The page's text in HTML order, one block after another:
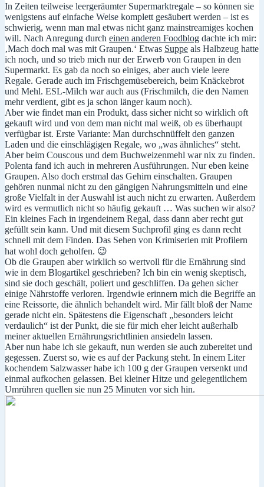
In Zeiten teilweise leergeräumter Supermarktregale – so können sie
wenigstens auf einfache Weise komplett gesäubert werden – ist es
schwierig, wenn man mal etwas nicht ganz mainstreamiges kochen
will. Nach Anregung durch einen anderen Foodblog dachte ich mir:
‚Mach doch mal was mit Graupen.‘ Etwas Suppe als Halbzeug hatte
ich noch, und so trieb mich nur der Erwerb von Graupen in den
Supermarkt. Es gab da noch so einiges, aber auch viele leere
Regale. Gerade auch im Frischgemüsebereich, beim Knäckebrot
und Mehl. ESL-Milch war auch aus (Frischmilch, die den Namen
mehr verdient, gibt es ja schon länger kaum noch).
Aber wie findet man ein Produkt, dass sicher nicht so wirklich oft
gekauft wird und von dem man nicht mal weiß, ob es überhaupt
verfügbar ist. Erste Variante: Man durchschnüffelt den ganzen
Laden und die einschlägigen Regale, wo „was ähnliches“ steht.
Aber beim Couscous und dem Buchweizenmehl war nix zu finden.
Polenta fand ich auch in mehreren Ausführungen. Nur eben keine
Graupen. Also doch erstmal das Gehirn einschalten. Graupen
gehören nunmal nicht zu den gängigen Nahrungsmitteln und eine
große Vielfalt in der Auswahl ist auch nicht zu erwarten. Außerdem
wird es vermutlich nicht so häufig gekauft … Was suchen wir also?
Ein kleines Fach in irgendeinem Regal, dass dann aber recht gut
gefüllt sein kann. Und mit diesem Suchprofil ging es dann recht
schnell mit dem Finden. Das Sehen von Krimiserien mit Profilern
hat wohl doch geholfen. 😉
Ob die Graupen aber wirklich so wertvoll für die Ernährung sind
wie in dem Blogartikel geschrieben? Ich bin ein wenig skeptisch,
sind sie doch geschält, poliert und geschliffen. Da gehen sicher
einige Nährstoffe verloren. Irgendwie erinnern mich die Begriffe an
eine Reissorte, die ähnlich behandelt wird. Mir fällt bloß der Name
gerade nicht ein. Spätestens die Eigenschaft „besonders leicht
verdaulich“ ist der Punkt, die sie für mich eher leicht außerhalb
meiner aktuellen Ernährungsrichtlinien ansiedeln lassen.
Aber nun habe ich sie gekauft, nun werden sie auch zubereitet und
gegessen. Zuerst so, wie es auf der Packung steht. In einem Liter
kochendem Salzwasser habe ich 100 g der Graupen versenkt und
einmal aufkochen gelassen. Bei kleiner Hitze und gelegentlichem
Umrühren quellen sie nun 25 Minuten vor sich hin.